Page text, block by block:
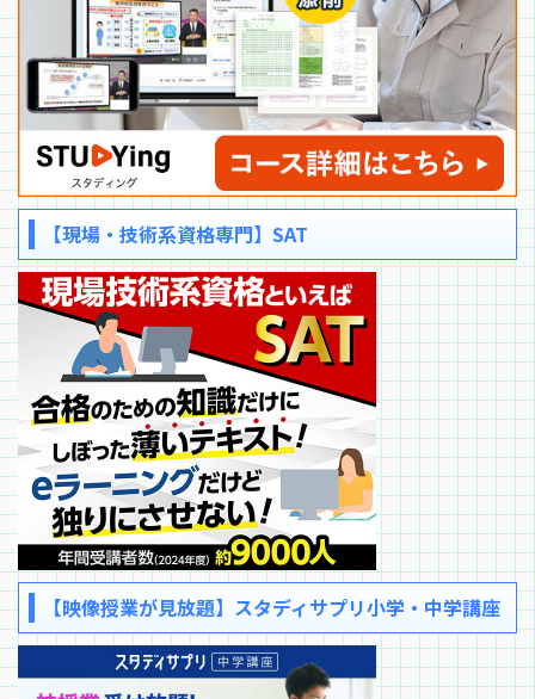
【現場・技術系資格専門】SAT
【映像授業が見放題】スタディサプリ小学・中学講座